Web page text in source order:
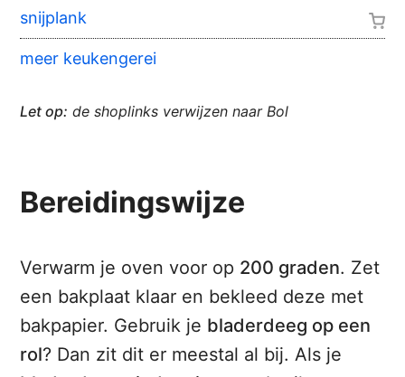
snijplank
meer keukengerei
Let op: de shoplinks verwijzen naar Bol
Bereidingswijze
Verwarm je oven voor op 200 graden. Zet
een bakplaat klaar en bekleed deze met
bakpapier. Gebruik je bladerdeeg op een
rol? Dan zit dit er meestal al bij. Als je